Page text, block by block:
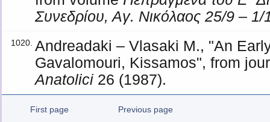
Συνεδρίου, Αγ. Νικόλαος 25/9 –
1020. Andreadaki – Vlasaki M., "An
Gavalomouri, Kissamos", from
Anatolici 26 (1987).
First page Previous page